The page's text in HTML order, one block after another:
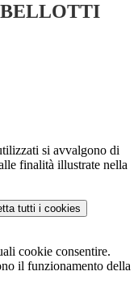
si avvalgono di
finalità illustrate nella
tutti i cookies
cookie consentire.
il funzionamento della